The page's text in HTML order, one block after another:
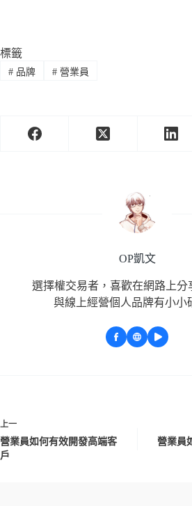
標籤
#品牌 #營業員
OP凱文
選擇權交易者，喜歡在網路上分
與線上經營個人品牌有小小
上一
營業員如何有效開發高端客
戶
營業員